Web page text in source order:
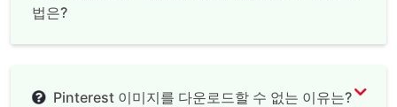
법은?
Pinterest 이미지를 다운로드할 수 없는 이유는?